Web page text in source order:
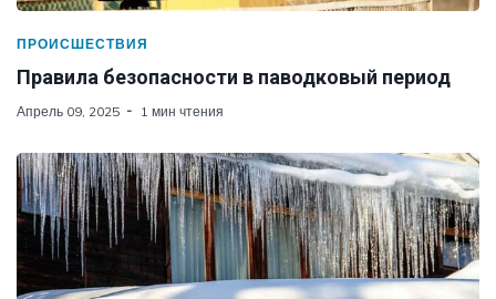
ПРОИСШЕСТВИЯ
Правила безопасности в паводковый период
Апрель 09, 2025 1 мин чтения